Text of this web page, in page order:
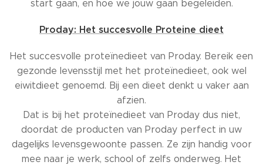
start gaan, en hoe we jouw gaan begeleiden.
Proday: Het succesvolle Proteine dieet
Het succesvolle proteïnedieet van Proday. Bereik een
gezonde levensstijl met het proteïnedieet, ook wel
eiwitdieet genoemd. Bij een dieet denkt u vaker aan
afzien.
Dat is bij het proteïnedieet van Proday dus niet,
doordat de producten van Proday perfect in uw
dagelijks levensgewoonte passen. Ze zijn handig voor
mee naar je werk, school of zelfs onderweg. Het